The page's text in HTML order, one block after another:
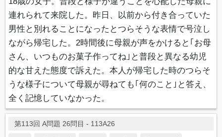
連れられて来院した。昨日、以前から付き合っていた
男性と別れることになったとつらそうな表情で号泣し
ながら帰宅した。2時間後に母親が声をかけると｢お母
さん、いつものお菓子作ってね｣と普段と異なる幼児
的な甘えた態度で訴えた。本人が帰宅した時のつらそ
うな様子について母親が尋ねても｢何のこと｣と答え、
全く記憶していなかった。
第113回 A問題 26問目 - 113A26